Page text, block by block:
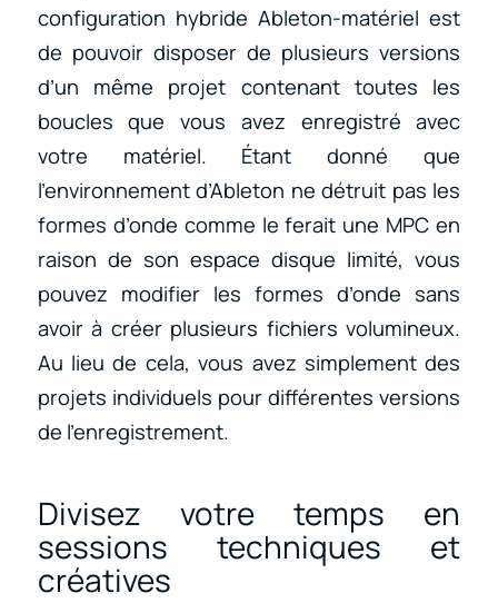
configuration hybride Ableton-matériel est
de pouvoir disposer de plusieurs versions
d’un même projet contenant toutes les
boucles que vous avez enregistré avec
votre matériel. Étant donné que
l’environnement d’Ableton ne détruit pas les
formes d’onde comme le ferait une MPC en
raison de son espace disque limité, vous
pouvez modifier les formes d’onde sans
avoir à créer plusieurs fichiers volumineux.
Au lieu de cela, vous avez simplement des
projets individuels pour différentes versions
de l’enregistrement.
Divisez votre temps en
sessions techniques et
créatives